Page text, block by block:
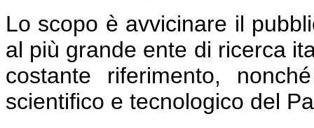
Lo scopo è avvicinare il
al più grande ente di ricerca
costante riferimento,
scientifico e tecnologico del